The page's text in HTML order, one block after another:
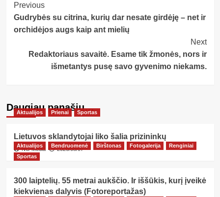
Post
Navigation
Previous
Gudrybės su citrina, kurių dar nesate girdėję – net ir
orchidėjos augs kaip ant mielių
Next
Redaktoriaus savaitė. Esame tik žmonės, nors ir
išmetantys pusę savo gyvenimo niekams.
Daugiau panašių…
Aktualijos Prienai Sportas
Lietuvos sklandytojai liko šalia prizininkų
NG Media 2026/08/07
Aktualijos Bendruomenė Birštonas Fotogalerija
Renginiai
Sportas
300 laiptelių. 55 metrai aukščio. Ir iššūkis, kurį įveikė
kiekvienas dalyvis (Fotoreportažas)